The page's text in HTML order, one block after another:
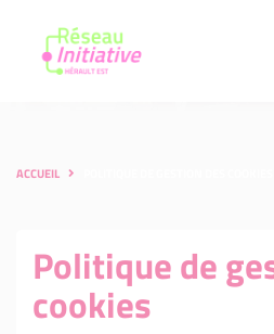
ACCUEIL
Politique de
cookies